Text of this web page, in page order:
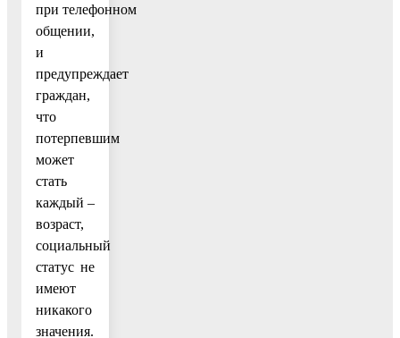
при телефонном
общении,
и
предупреждает
граждан,
что
потерпевшим
может
стать
каждый –
возраст,
социальный
статус не
имеют
никакого
значения.